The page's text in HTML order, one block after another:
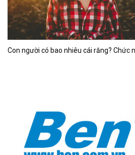
Con người có bao nhiêu cái răng? Chức